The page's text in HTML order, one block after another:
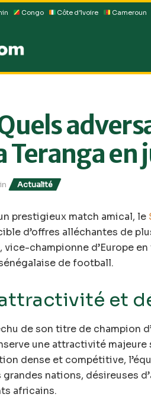
Congo Côte d’Ivoire Cameroun
Teranga en
in Actualité
prestigieux match amical, le
d’offres alléchantes de
vice-championne d’Europe
de football.
et
de son titre de champion
une attractivité
dense et compétitive,
nations, désireuses
africains.